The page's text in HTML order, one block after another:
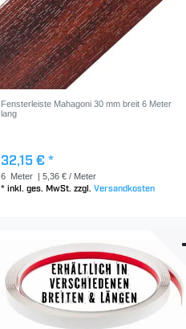
Fensterleiste Mahagoni 30 mm breit 6 Meter
lang
32,15 € *
6 Meter | 5,36 € / Meter
*inkl. ges. MwSt. zzgl.Versandkosten